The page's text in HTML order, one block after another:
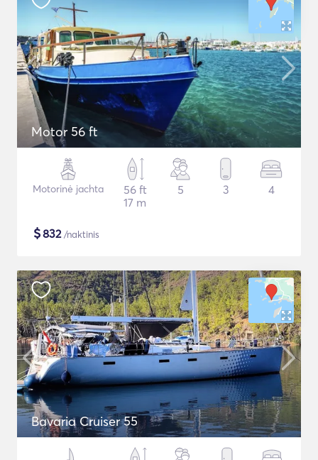
Motor 56 ft
Motorinė jachta
56 ft
17 m
5 3 4
$832/naktinis
Bavaria Cruiser 55